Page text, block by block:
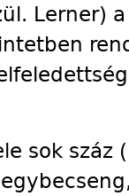
Lerner)
sok száz